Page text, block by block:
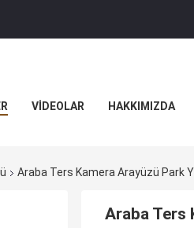
VİDEOLAR HAKKIMIZDA
Araba Ters Kamera Arayüzü Park
Araba Ters